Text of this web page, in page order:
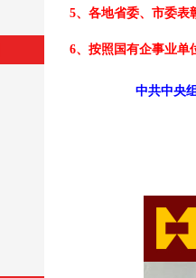
5、各地省委、市委表
6、按照国有企事业单
中共中央